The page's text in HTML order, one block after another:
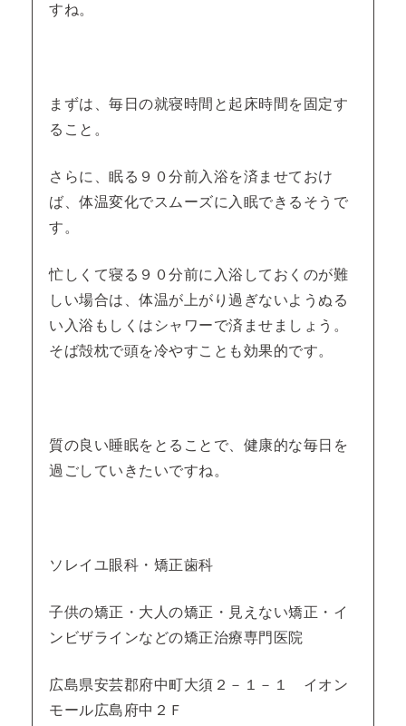
すね。
まずは、毎日の就寝時間と起床時間を固定す
ること。
さらに、眠る９０分前入浴を済ませておけ
ば、体温変化でスムーズに入眠できるそうで
す。
忙しくて寝る９０分前に入浴しておくのが難
しい場合は、体温が上がり過ぎないようぬる
い入浴もしくはシャワーで済ませましょう。
そば殻枕で頭を冷やすことも効果的です。
質の良い睡眠をとることで、健康的な毎日を
過ごしていきたいですね。
ソレイユ眼科・矯正歯科
子供の矯正・大人の矯正・見えない矯正・イ
ンビザラインなどの矯正治療専門医院
広島県安芸郡府中町大須２－１－１ イオン
モール広島府中２Ｆ